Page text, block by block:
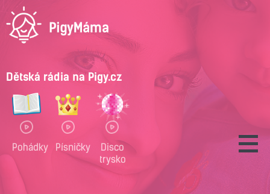
Dětská rádia na Pigy.cz
Pohádky Písničky
Disco
trysko